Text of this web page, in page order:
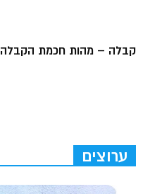
קבלה – מהות חכמת הקבלה
ערוצים